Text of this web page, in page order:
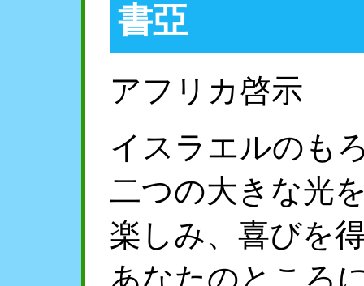
書亞
アフリカ啓示
イスラエルのも
二つの大きな光
楽しみ、喜びを
あなたのところ